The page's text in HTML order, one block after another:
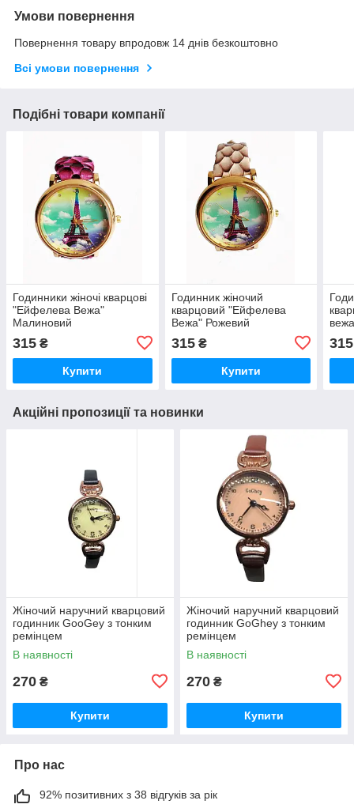
Умови повернення
Повернення товару впродовж 14 днів безкоштовно
Всі умови повернення
Подібні товари компанії
Годинники жіночі кварцові
"Ейфелева Вежа"
Малиновий
315 ₴
Купити
Годинник жіночий
кварцовий "Ейфелева
Вежа" Рожевий
315₴
Купити
315
Акційні пропозиції та новинки
Жіночий наручний кварцовий
годинник GooGey з тонким
ремінцем
В наявності
270 ₴
Купити
Жіночий наручний кварцовий
годинник GoGhey з тонким
ремінцем
В наявності
270 ₴
Купити
Про нас
92% позитивних з 38 відгуків за рік